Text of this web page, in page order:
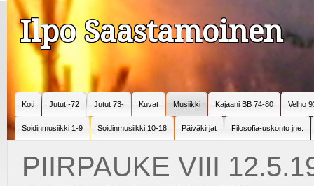
Ilpo Saastamoinen
Koti Jutut -72 Jutut 73- Kuvat Musiikki Kajaani BB 74-80 Velho
Soidinmusiikki 1-9 Soidinmusiikki 10-18 Päiväkirjat Filosofia-uskonto jne.
PIIRPAUKE VIII